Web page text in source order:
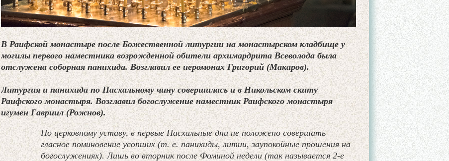
В Раифской монастыре после Божественной литургии на монастырском кладбище у
могилы первого наместника возрожденной обители архимардрита Всеволода была
отслужена соборная панихида. Возглавил ее иеромонах Григорий (Макаров).
Литургия и панихида по Пасхальному чину совершилась и в Никольском скиту
Раифского монастыря. Возглавил богослужение наместник Раифского монастыря
игумен Гавриил (Рожнов).
По церковному уставу, в первые Пасхальные дни не положено совершать
гласное поминовение усопших (т. е. панихиды, литии, заупокойные прошения на
богослужениях). Лишь во вторник после Фоминой недели (так называется 2-е